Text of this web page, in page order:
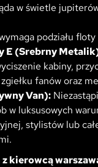
w świetle
podziału
E (Srebrny
kabiny,
fanów oraz
Van):
w luksusowych
stylistów lub
kierowcą